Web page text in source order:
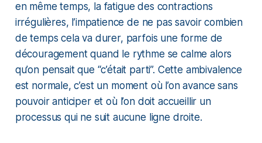
en même temps, la fatigue des contractions
irrégulières, l’impatience de ne pas savoir combien
de temps cela va durer, parfois une forme de
découragement quand le rythme se calme alors
qu’on pensait que “c’était parti”. Cette ambivalence
est normale, c’est un moment où l’on avance sans
pouvoir anticiper et où l’on doit accueillir un
processus qui ne suit aucune ligne droite.